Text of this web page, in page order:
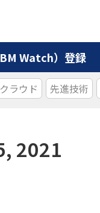
Watch）登録
クラウド 先進技術
2021